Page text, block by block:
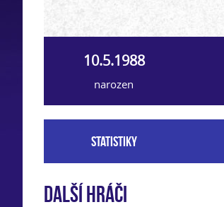
10.5.1988
narozen
Statistiky
Další hráči